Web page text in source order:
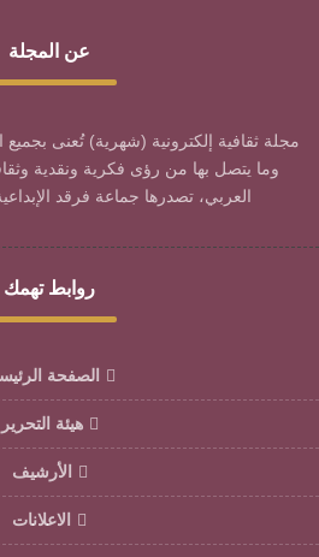
عن المجلة
مجلة ثقافية إلكترونية (شهرية) تُعنى بجميع
وما يتصل بها من رؤى فكرية ونقدية
العربي، تصدرها جماعة فرقد
روابط تهمك
الصفحة
هيئة التحرير
الأرشيف
الاعلانات